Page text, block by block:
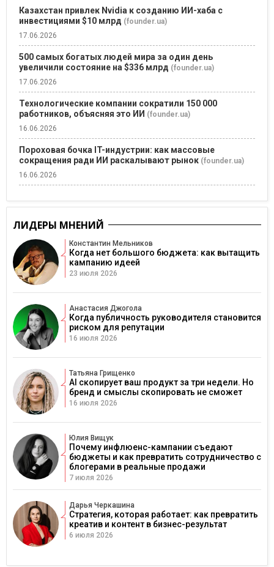
Казахстан привлек Nvidia к созданию ИИ-хаба с
инвестициями $10 млрд (founder.ua)
17.06.2026
500 самых богатых людей мира за один день
увеличили состояние на $336 млрд (founder.ua)
17.06.2026
Технологические компании сократили 150 000
работников, объясняя это ИИ (founder.ua)
16.06.2026
Пороховая бочка IT-индустрии: как массовые
сокращения ради ИИ раскалывают рынок (founder.ua)
16.06.2026
ЛИДЕРЫ МНЕНИЙ
Константин Мельников
Когда нет большого бюджета: как вытащить
кампанию идеей
23 июля 2026
Анастасия Джогола
Когда публичность руководителя становится
риском для репутации
16 июля 2026
Татьяна Грищенко
AI скопирует ваш продукт за три недели. Но
бренд и смыслы скопировать не сможет
16 июля 2026
Юлия Вищук
Почему инфлюенс-кампании съедают
бюджеты и как превратить сотрудничество с
блогерами в реальные продажи
7 июля 2026
Дарья Черкашина
Стратегия, которая работает: как превратить
креатив и контент в бизнес-результат
6 июля 2026